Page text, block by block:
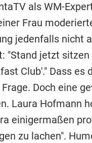
als WM-
Frau
jedenfalls nicht
"Stand jetzt
Club'." Dass
Doch eine
Laura Hofmann
einigermaßen
zu lachen".